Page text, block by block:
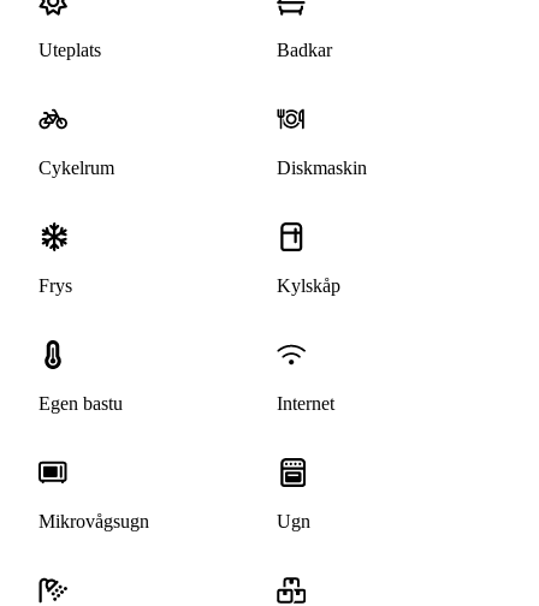
Uteplats Badkar
Cykelrum Diskmaskin
Frys Kylskåp
Egen bastu Internet
Mikrovågsugn Ugn